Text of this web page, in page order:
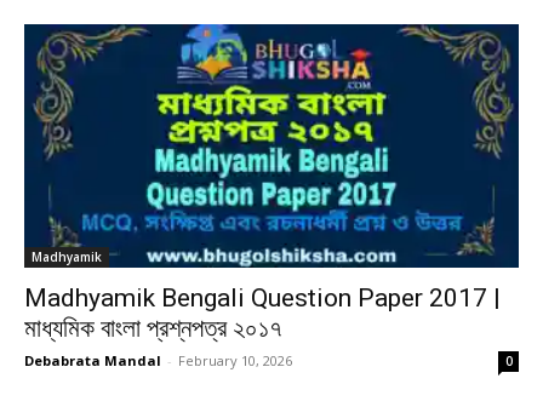
Madhyamik
Madhyamik Bengali Question Paper 2017 |
মাধ্যমিক বাংলা প্রশ্নপত্র ২০১৭
Debabrata Mandal - February 10, 2026 0